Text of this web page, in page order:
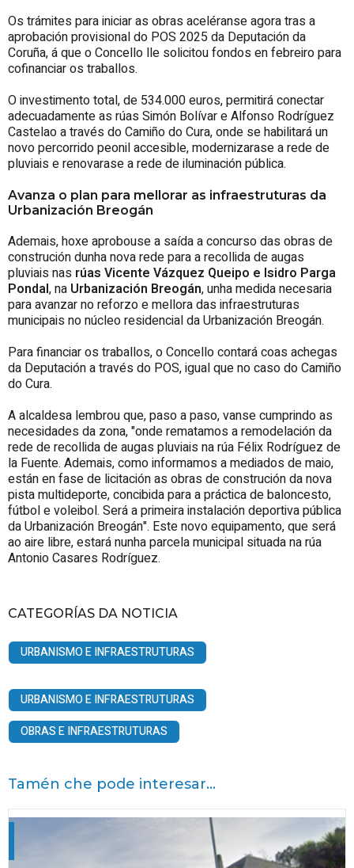
Os trámites para iniciar as obras aceléranse agora tras a
aprobación provisional do POS 2025 da Deputación da
Coruña, á que o Concello lle solicitou fondos en febreiro para
cofinanciar os traballos.
O investimento total, de 534.000 euros, permitirá conectar
adecuadamente as rúas Simón Bolívar e Alfonso Rodríguez
Castelao a través do Camiño do Cura, onde se habilitará un
novo percorrido peonil accesible, modernizarase a rede de
pluviais e renovarase a rede de iluminación pública.
Avanza o plan para mellorar as infraestruturas da
Urbanización Breogán
Ademais, hoxe aprobouse a saída a concurso das obras de
construción dunha nova rede para a recollida de augas
pluviais nas rúas Vicente Vázquez Queipo e Isidro Parga
Pondal, na Urbanización Breogán, unha medida necesaria
para avanzar no reforzo e mellora das infraestruturas
municipais no núcleo residencial da Urbanización Breogán.
Para financiar os traballos, o Concello contará coas achegas
da Deputación a través do POS, igual que no caso do Camiño
do Cura.
A alcaldesa lembrou que, paso a paso, vanse cumprindo as
necesidades da zona, "onde rematamos a remodelación da
rede de recollida de augas pluviais na rúa Félix Rodríguez de
la Fuente. Ademais, como informamos a mediados de maio,
están en fase de licitación as obras de construción da nova
pista multideporte, concibida para a práctica de baloncesto,
fútbol e voleibol. Será a primeira instalación deportiva pública
da Urbanización Breogán". Este novo equipamento, que será
ao aire libre, estará nunha parcela municipal situada na rúa
Antonio Casares Rodríguez.
CATEGORÍAS DA NOTICIA
URBANISMO E INFRAESTRUTURAS
URBANISMO E INFRAESTRUTURAS
OBRAS E INFRAESTRUTURAS
Tamén che pode interesar...